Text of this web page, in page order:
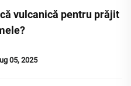
vulcanică pentru prăjit
05, 2025